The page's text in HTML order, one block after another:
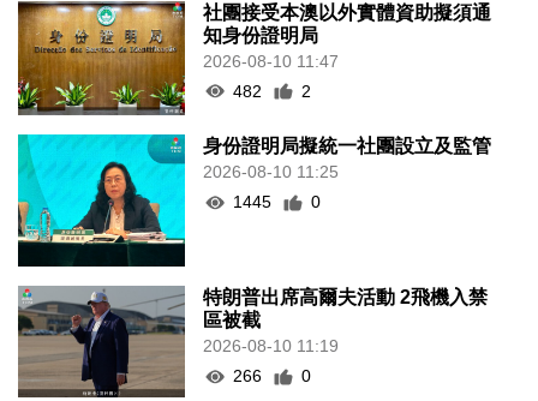
社團接受本澳以外實體資助擬須通
知身份證明局
2026-08-10 11:47
482
2
身份證明局擬統一社團設立及監管
2026-08-10 11:25
1445
0
特朗普出席高爾夫活動 2飛機入禁
區被截
2026-08-10 11:19
266
0